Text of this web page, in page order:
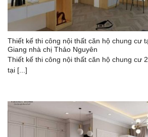
Thiết kế thi công nội thất căn hộ chung cư
Giang nhà chị Thảo Nguyên
Thiết kế thi công nội thất căn hộ chung cư
tại [...]